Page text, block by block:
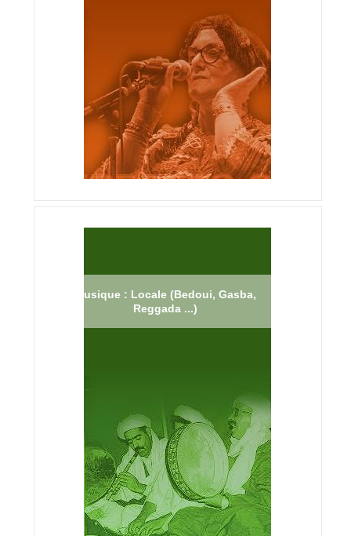
Musique : Locale (Bedoui, Gasba,
Reggada ...)